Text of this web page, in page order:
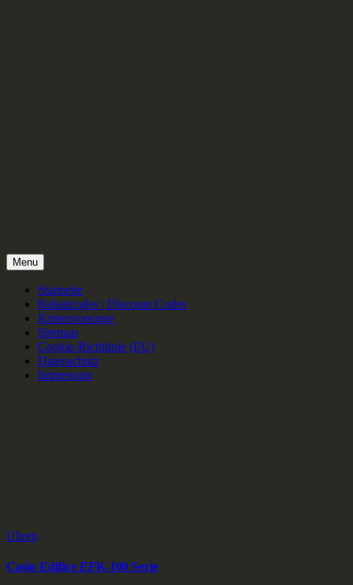
Menu
Startseite
Rabattcodes | Discount Codes
Krisenvorsorge
Sitemap
Cookie-Richtlinie (EU)
Datenschutz
Impressum
Uhren
Casio Edifice EFK-100 Serie